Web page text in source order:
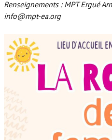
Renseignements : MPT Ergué
info@mpt-ea.org